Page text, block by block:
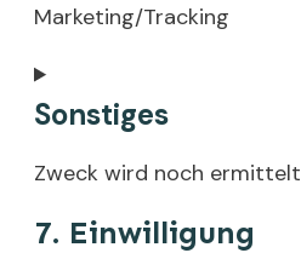
facebook
Marketing/Tracking
Consent
to
instagram
Sonstiges
Zweck wird noch ermittelt
Consent
7. Einwilligung